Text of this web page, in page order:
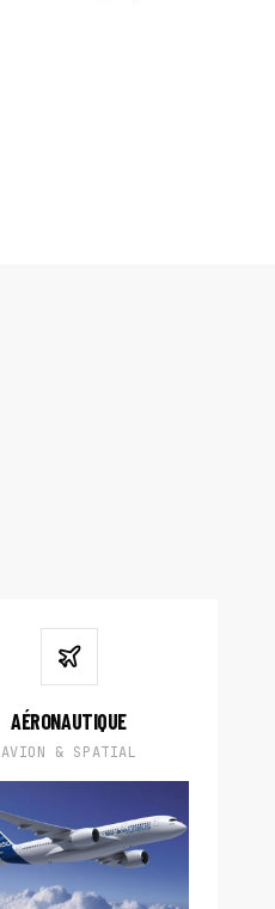
AÉRONAUTIQUE
AVION & SPATIAL